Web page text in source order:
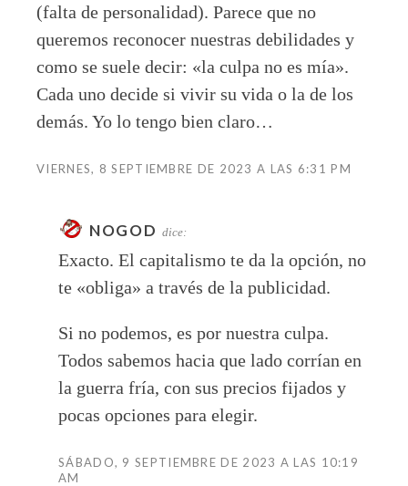
(falta de personalidad). Parece que no
queremos reconocer nuestras debilidades y
como se suele decir: «la culpa no es mía».
Cada uno decide si vivir su vida o la de los
demás. Yo lo tengo bien claro…
VIERNES, 8 SEPTIEMBRE DE 2023 A LAS 6:31 PM
NOGOD dice:
Exacto. El capitalismo te da la opción, no
te «obliga» a través de la publicidad.
Si no podemos, es por nuestra culpa.
Todos sabemos hacia que lado corrían en
la guerra fría, con sus precios fijados y
pocas opciones para elegir.
SÁBADO, 9 SEPTIEMBRE DE 2023 A LAS 10:19
AM